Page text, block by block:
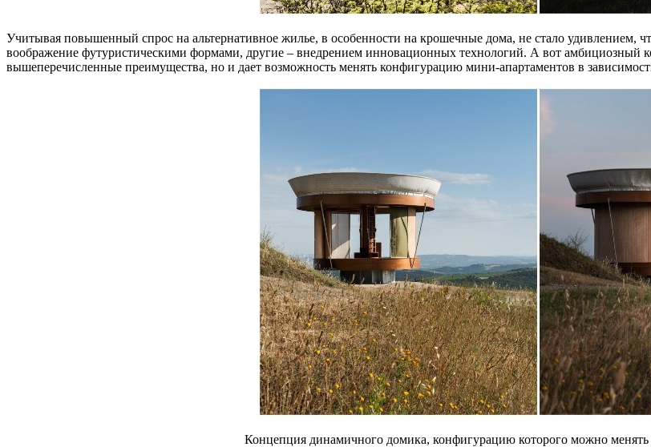
Учитывая повышенный спрос на альтернативное жилье, в особенности на крошечные дома, не стало удивлением,
воображение футуристическими формами, другие – внедрением инновационных технологий. А вот амбициозный
вышеперечисленные преимущества, но и дает возможность менять конфигурацию мини-апартаментов в
Концепция динамичного домика, конфигурацию которого можно менять